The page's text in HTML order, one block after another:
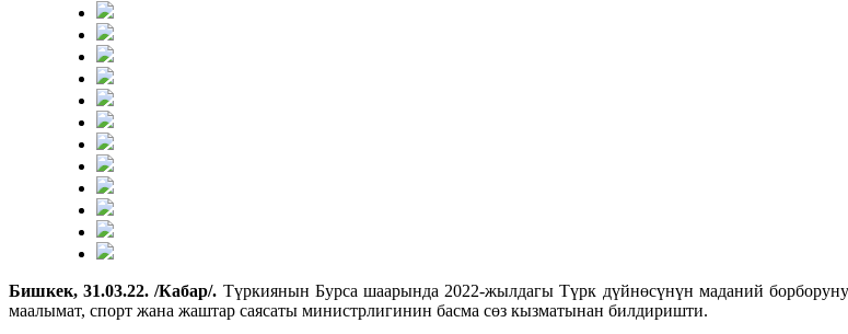
Бишкек, 31.03.22. /Кабар/. Түркиянын Бурса шаарында 2022-жылдагы Түрк дүйнөсүнүн маданий
маалымат, спорт жана жаштар саясаты министрлигинин басма сөз кызматынан билдиришти.